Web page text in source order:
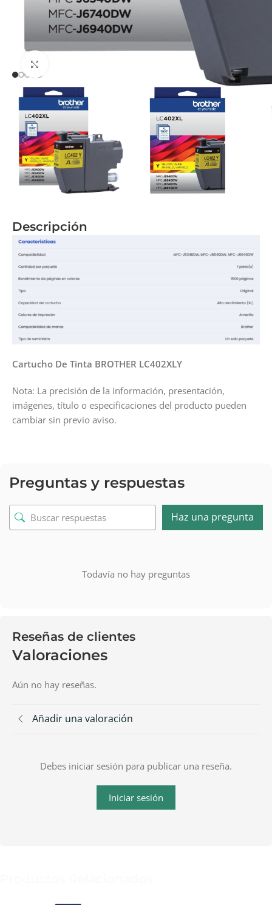
Descripción
Cartucho De Tinta BROTHER LC402XLY
Nota: La precisión de la información, presentación,
imágenes, título o especificaciones del producto pueden
cambiar sin previo aviso.
Preguntas y respuestas
Haz una pregunta
Todavía no hay preguntas
Reseñas de clientes
Valoraciones
Aún no hay reseñas.
Añadir una valoración
Debes iniciar sesión para publicar una reseña.
Iniciar sesión